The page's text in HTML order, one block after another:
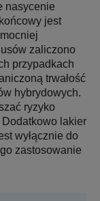
nasycenie
jest
zaliczono
przypadkach
trwałość
hybrydowych.
ryzyko
lakier
wyłącznie do
zastosowanie